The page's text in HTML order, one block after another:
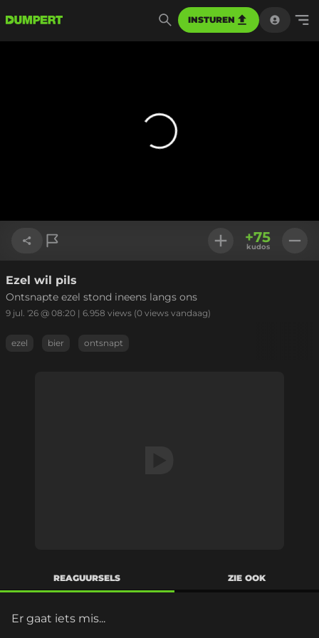
INSTUREN
Link kopiëren
+75
kudos
Ezel wil pils
Ontsnapte ezel stond ineens langs ons
9 jul. '26 @ 08:20 | 6.958 views (0 views vandaag)
ezel bier ontsnapt
REAGUURSELS ZIE OOK
Er gaat iets mis...